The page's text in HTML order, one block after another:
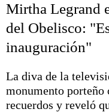
Deportes
Mirtha Legrand
del Obelisco:
inauguración"
La diva de la
monumento porteño
recuerdos y reveló